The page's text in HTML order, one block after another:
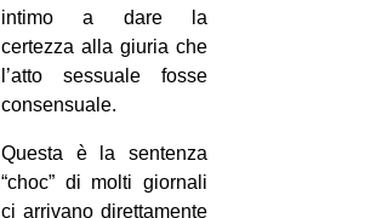
MANIFESTI
MUSICA
RECENSIONI
INTERNAZIONALE
AFRICA
intimo a dare la
certezza alla giuria che
l’atto sessuale fosse
consensuale.
Questa è la sentenza
“choc” di molti giornali
ci arrivano direttamente